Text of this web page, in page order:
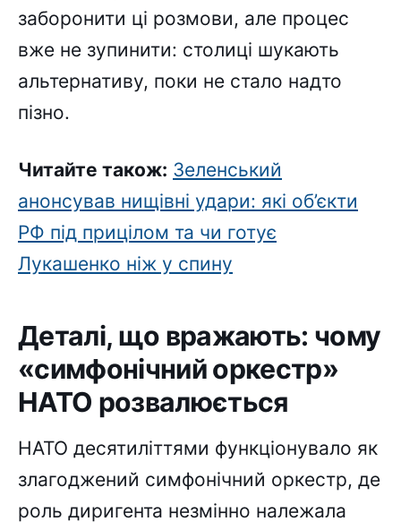
заборонити ці розмови, але процес
вже не зупинити: столиці шукають
альтернативу, поки не стало надто
пізно.
Читайте також: Зеленський
анонсував нищівні удари: які об’єкти
РФ під прицілом та чи готує
Лукашенко ніж у спину
Деталі, що вражають: чому
«симфонічний оркестр»
НАТО розвалюється
НАТО десятиліттями функціонувало як
злагоджений симфонічний оркестр, де
роль диригента незмінно належала